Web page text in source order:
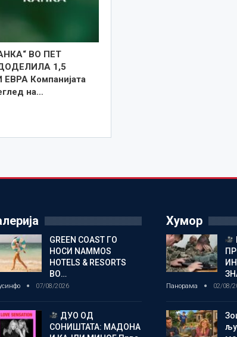
ВО ПЕТ
1,5
Компанијата
на…
GREEN COAST ГО
НОСИ NAMMOS
HOTELS & RESORTS
ВО…
07/08/2026
ДУО ОД
СОНИШТАТА: МАДОНА
Хумор
Панорама 02/08/